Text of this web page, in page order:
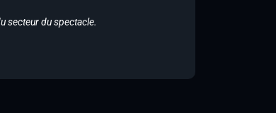
secteur du spectacle.